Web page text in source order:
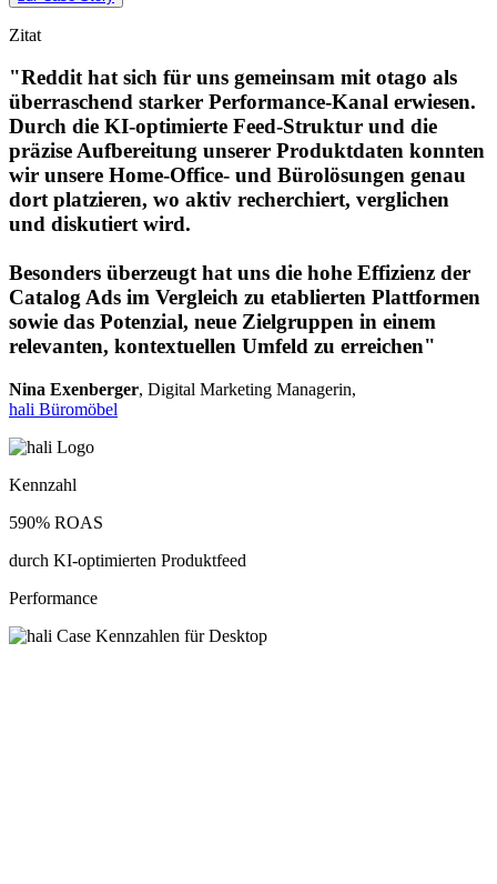
Zitat
"Reddit hat sich für uns gemeinsam mit otago als
überraschend starker Performance-Kanal erwiesen.
Durch die KI-optimierte Feed-Struktur und die
präzise Aufbereitung unserer Produktdaten konnten
wir unsere Home-Office- und Bürolösungen genau
dort platzieren, wo aktiv recherchiert, verglichen
und diskutiert wird.
Besonders überzeugt hat uns die hohe Effizienz der
Catalog Ads im Vergleich zu etablierten Plattformen
sowie das Potenzial, neue Zielgruppen in einem
relevanten, kontextuellen Umfeld zu erreichen"
Nina Exenberger, Digital Marketing Managerin,
hali Büromöbel
Kennzahl
590% ROAS
durch KI-optimierten Produktfeed
Performance